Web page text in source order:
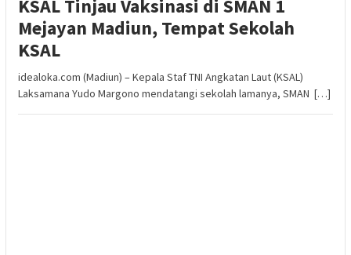
KSAL Tinjau Vaksinasi di SMAN 1
Mejayan Madiun, Tempat Sekolah
KSAL
idealoka.com (Madiun) – Kepala Staf TNI Angkatan Laut (KSAL)
Laksamana Yudo Margono mendatangi sekolah lamanya, SMAN […]